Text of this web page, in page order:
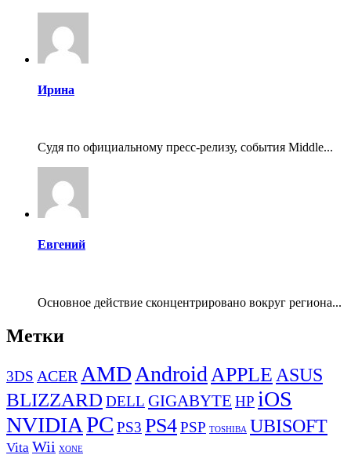
Ирина
Судя по официальному пресс-релизу, события Middle...
Евгений
Основное действие сконцентрировано вокруг региона...
Метки
3DS ACERAMDAndroidAPPLEASUS
BLIZZARD DELL GIGABYTE HP iOS
NVIDIAPC PS3 PS4PSP TOSHIBA UBISOFT
Vita Wii XONE